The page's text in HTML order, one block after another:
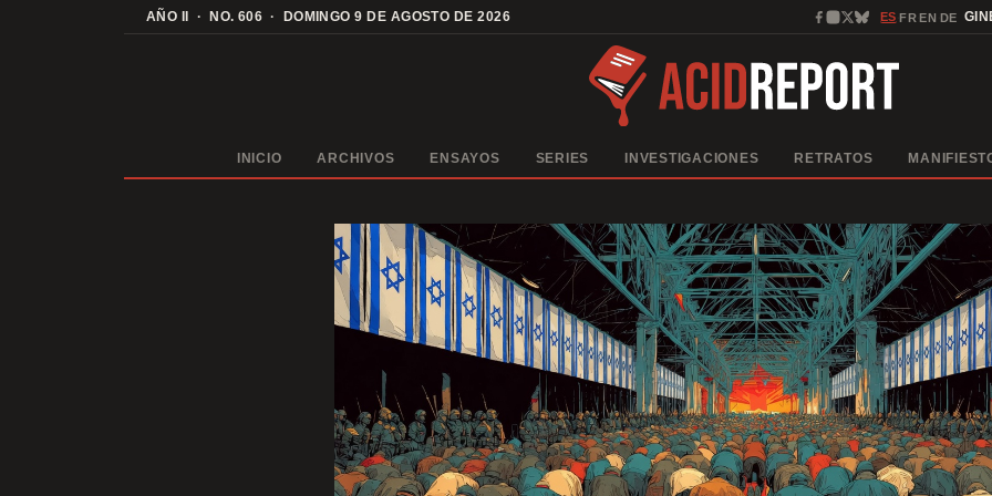
AÑO II · NO. 606 · DOMINGO 9 DE AGOSTO DE 2026 ES FR·EN DE
INICIO ARCHIVOS ENSAYOS SERIES INVESTIGACIONES RETRATOS